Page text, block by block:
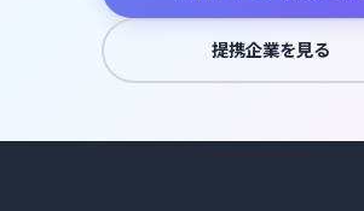
提携企業を見る